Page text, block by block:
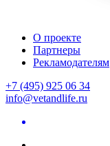
О проекте
Партнеры
Рекламодателям
+7 (495) 925 06 34
info@vetandlife.ru